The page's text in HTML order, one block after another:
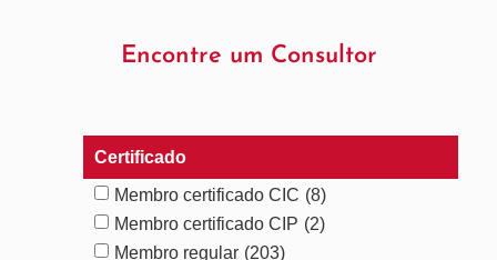
Encontre um Consultor
Certificado
Membro certificado CIC (8)
Membro certificado CIP (2)
Membro regular (203)